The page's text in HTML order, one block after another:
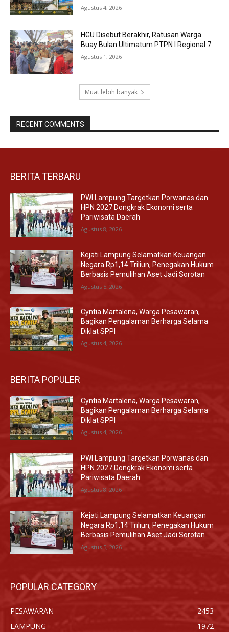
Agustus 4, 2026
HGU Disebut Berakhir, Ratusan Warga
Buay Bulan Ultimatum PTPN I Regional 7
Agustus 1, 2026
Muat lebih banyak
RECENT COMMENTS
BERITA TERBARU
PWI Lampung Targetkan Porwanas dan
HPN 2027 Dongkrak Ekonomi serta
Pariwisata Daerah
Agustus 8, 2026
Kejati Lampung Selamatkan Keuangan
Negara Rp1,14 Triliun, Penegakan Hukum
Berbasis Pemulihan Aset Jadi Sorotan
Agustus 5, 2026
Cyntia Martalena, Warga Pesawaran,
Bagikan Pengalaman Berharga Selama
Diklat SPPI
Agustus 4, 2026
BERITA POPULER
Cyntia Martalena, Warga Pesawaran,
Bagikan Pengalaman Berharga Selama
Diklat SPPI
Agustus 4, 2026
PWI Lampung Targetkan Porwanas dan
HPN 2027 Dongkrak Ekonomi serta
Pariwisata Daerah
Agustus 8, 2026
Kejati Lampung Selamatkan Keuangan
Negara Rp1,14 Triliun, Penegakan Hukum
Berbasis Pemulihan Aset Jadi Sorotan
Agustus 5, 2026
POPULAR CATEGORY
PESAWARAN
2453
LAMPUNG
1972